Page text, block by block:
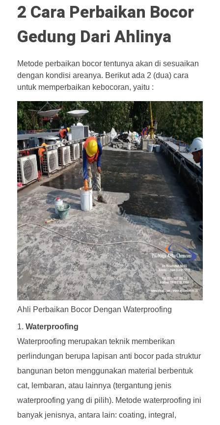
2 Cara Perbaikan Bocor
Gedung Dari Ahlinya
Metode perbaikan bocor tentunya akan di sesuaikan
dengan kondisi areanya. Berikut ada 2 (dua) cara
untuk memperbaikan kebocoran, yaitu :
Ahli Perbaikan Bocor Dengan Waterproofing
Waterproofing
Waterproofing merupakan teknik memberikan
perlindungan berupa lapisan anti bocor pada struktur
bangunan beton menggunakan material berbentuk
cat, lembaran, atau lainnya (tergantung jenis
waterproofing yang di pilih). Metode waterproofing ini
banyak jenisnya, antara lain: coating, integral,